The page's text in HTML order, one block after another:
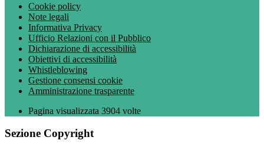
Cookie policy
Note legali
Informativa Privacy
Ufficio Relazioni con il Pubblico
Dichiarazione di accessibilità
Obiettivi di accessibilità
Whistleblowing
Gestione consensi cookie
Amministrazione trasparente
Pagina visualizzata 3904 volte
Sezione Copyright